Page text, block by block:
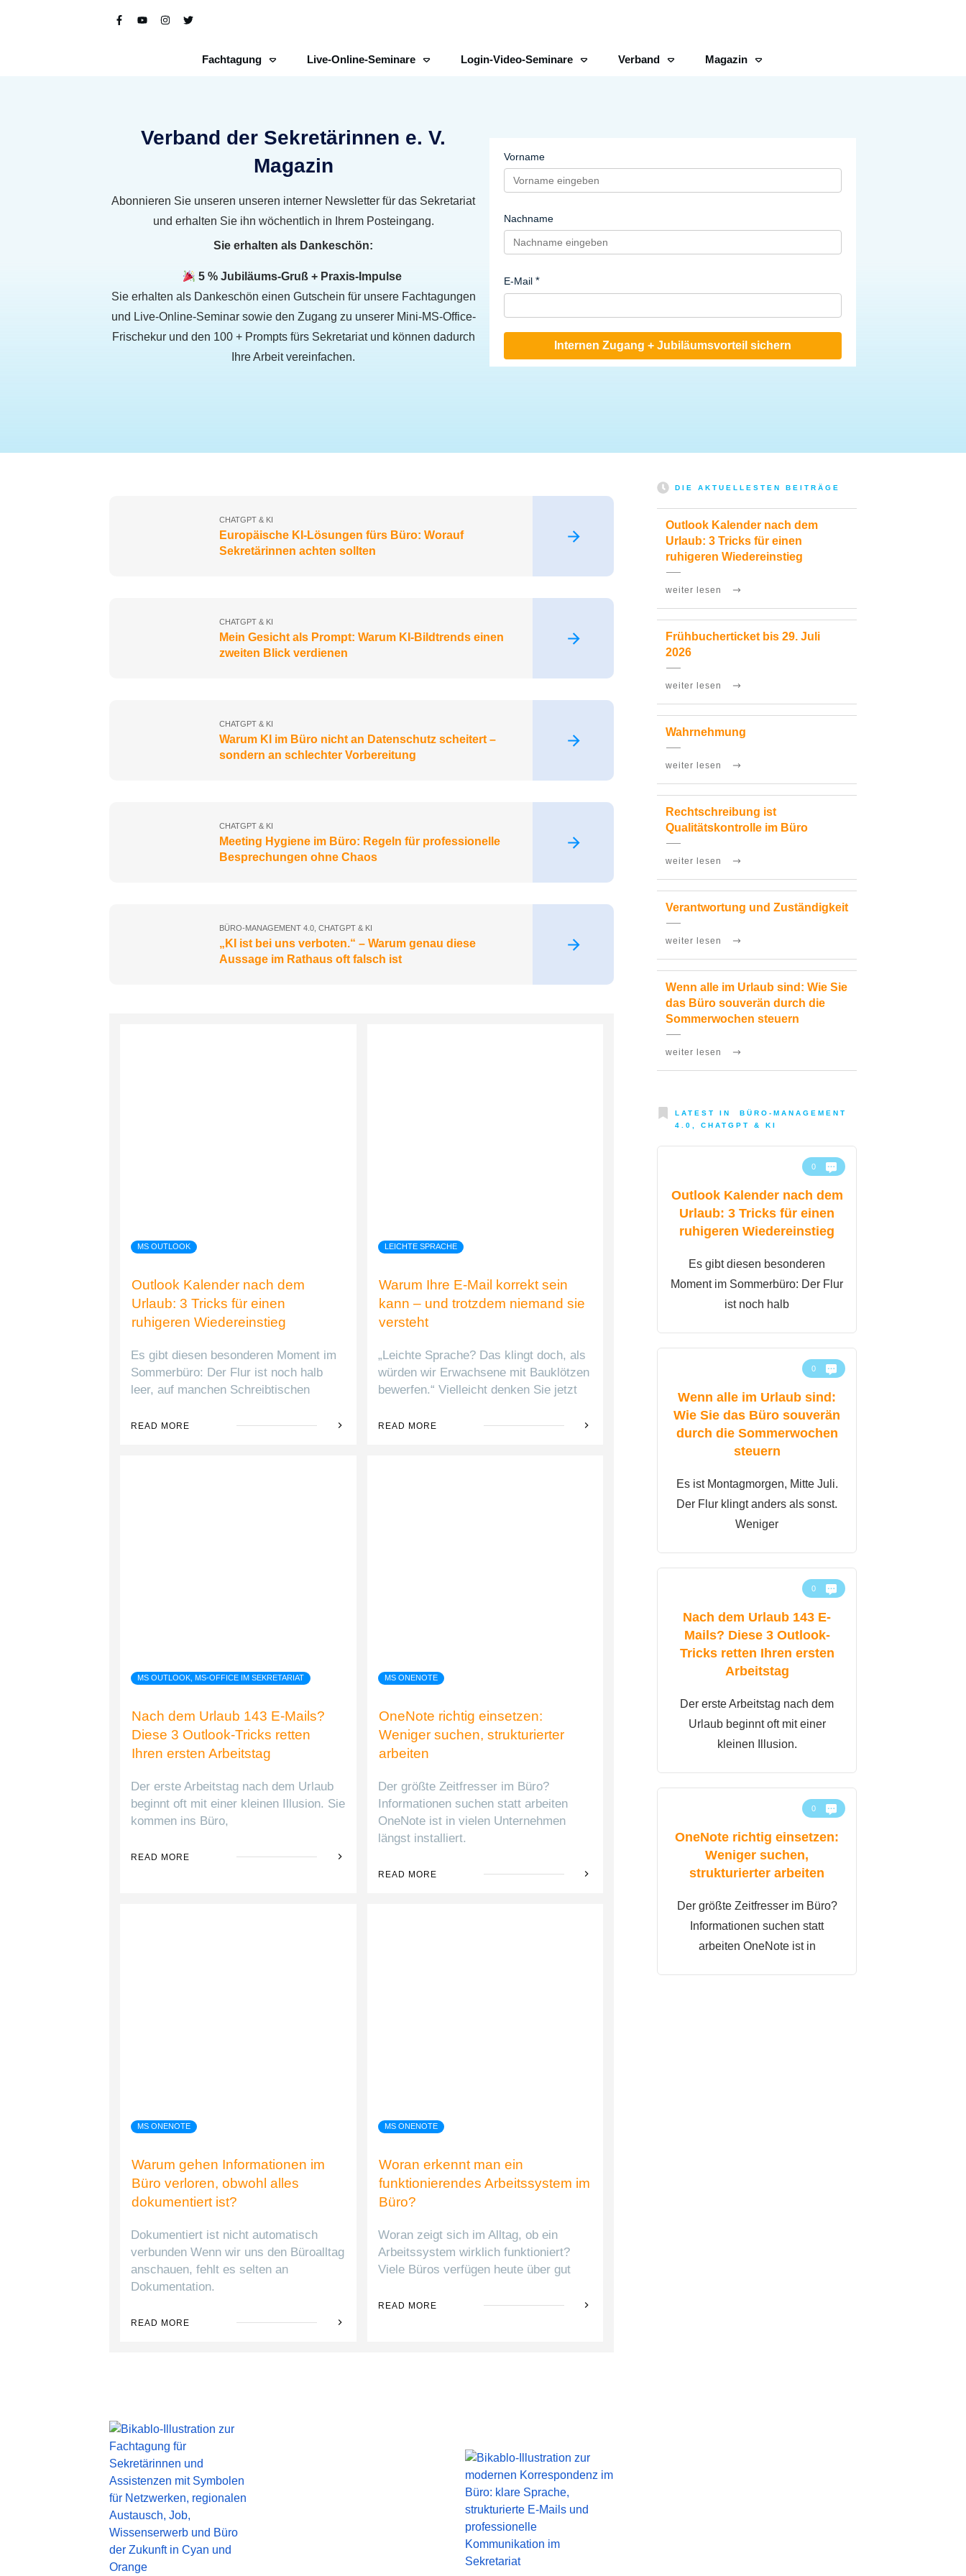
Fachtagung Live-Online-Seminare Login-Video-Seminare Verband Magazin
Verband der Sekretärinnen e. V.
Magazin
Abonnieren Sie unseren unseren interner Newsletter für das Sekretariat
und erhalten Sie ihn wöchentlich in Ihrem Posteingang.
Sie erhalten als Dankeschön:
5 % Jubiläums-Gruß + Praxis-Impulse
Sie erhalten als Dankeschön einen Gutschein für unsere Fachtagungen
und Live-Online-Seminar sowie den Zugang zu unserer Mini-MS-Office-
Frischekur und den 100 + Prompts fürs Sekretariat und können dadurch
Ihre Arbeit vereinfachen.
Vorname
Nachname
E-Mail
Internen Zugang + Jubiläumsvorteil sichern
CHATGPT & KI
Europäische KI-Lösungen fürs Büro: Worauf
Sekretärinnen achten sollten
CHATGPT & KI
Mein Gesicht als Prompt: Warum KI-Bildtrends einen
zweiten Blick verdienen
CHATGPT & KI
Warum KI im Büro nicht an Datenschutz scheitert –
sondern an schlechter Vorbereitung
CHATGPT & KI
Meeting Hygiene im Büro: Regeln für professionelle
Besprechungen ohne Chaos
BÜRO-MANAGEMENT 4.0, CHATGPT & KI
„KI ist bei uns verboten.“ – Warum genau diese
Aussage im Rathaus oft falsch ist
MS OUTLOOK
Outlook Kalender nach dem
Urlaub: 3 Tricks für einen
ruhigeren Wiedereinstieg
​Es gibt diesen besonderen Moment im
Sommerbüro: Der Flur ist noch halb
leer, auf manchen Schreibtischen
READ MORE
LEICHTE SPRACHE
Warum Ihre E-Mail korrekt sein
kann – und trotzdem niemand sie
versteht
„Leichte Sprache? Das klingt doch, als
würden wir Erwachsene mit Bauklötzen
bewerfen.“ Vielleicht denken Sie jetzt
READ MORE
MS OUTLOOK, MS-OFFICE IM SEKRETARIAT
Nach dem Urlaub 143 E-Mails?
Diese 3 Outlook-Tricks retten
Ihren ersten Arbeitstag
​Der erste Arbeitstag nach dem Urlaub
beginnt oft mit einer kleinen Illusion. Sie
kommen ins Büro,
READ MORE
MS ONENOTE
OneNote richtig einsetzen:
Weniger suchen, strukturierter
arbeiten
Der größte Zeitfresser im Büro?
Informationen suchen statt arbeiten
OneNote ist in vielen Unternehmen
längst installiert.
READ MORE
MS ONENOTE
Warum gehen Informationen im
Büro verloren, obwohl alles
dokumentiert ist?
Dokumentiert ist nicht automatisch
verbunden Wenn wir uns den Büroalltag
anschauen, fehlt es selten an
Dokumentation.
READ MORE
MS ONENOTE
Woran erkennt man ein
funktionierendes Arbeitssystem im
Büro?
Woran zeigt sich im Alltag, ob ein
Arbeitssystem wirklich funktioniert?
Viele Büros verfügen heute über gut
READ MORE
DIE AKTUELLESTEN BEITRÄGE
Outlook Kalender nach dem
Urlaub: 3 Tricks für einen
ruhigeren Wiedereinstieg
weiter lesen
Frühbucherticket bis 29. Juli
2026
weiter lesen
Wahrnehmung
weiter lesen
Rechtschreibung ist
Qualitätskontrolle im Büro
weiter lesen
Verantwortung und Zuständigkeit
weiter lesen
Wenn alle im Urlaub sind: Wie Sie
das Büro souverän durch die
Sommerwochen steuern
weiter lesen
LATEST IN BÜRO-MANAGEMENT
4.0, CHATGPT & KI
0
Outlook Kalender nach dem
Urlaub: 3 Tricks für einen
ruhigeren Wiedereinstieg
​Es gibt diesen besonderen
Moment im Sommerbüro: Der Flur
ist noch halb
0
Wenn alle im Urlaub sind:
Wie Sie das Büro souverän
durch die Sommerwochen
steuern
Es ist Montagmorgen, Mitte Juli.
Der Flur klingt anders als sonst.
Weniger
0
Nach dem Urlaub 143 E-
Mails? Diese 3 Outlook-
Tricks retten Ihren ersten
Arbeitstag
​Der erste Arbeitstag nach dem
Urlaub beginnt oft mit einer
kleinen Illusion.
0
OneNote richtig einsetzen:
Weniger suchen,
strukturierter arbeiten
Der größte Zeitfresser im Büro?
Informationen suchen statt
arbeiten OneNote ist in